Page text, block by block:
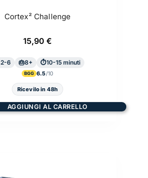
Cortex² Challenge
15,90 €
2-6 8+ 10-15 minuti
BGG 6.5
Ricevilo in 48h
AGGIUNGI AL CARRELLO